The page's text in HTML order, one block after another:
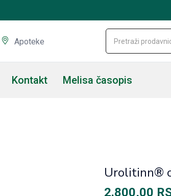
Apoteke
Kontakt Melisa časopis
Urolitinn®
2.800,00